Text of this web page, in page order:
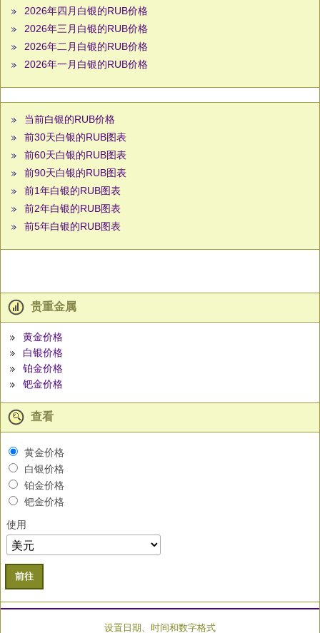
2026年四月白银的RUB价格
2026年三月白银的RUB价格
2026年二月白银的RUB价格
2026年一月白银的RUB价格
当前白银的RUB价格
前30天白银的RUB图表
前60天白银的RUB图表
前90天白银的RUB图表
前1年白银的RUB图表
前2年白银的RUB图表
前5年白银的RUB图表
贵重金属
黄金价格
白银价格
铂金价格
钯金价格
查看
黄金价格
白银价格
铂金价格
钯金价格
使用
前往
设置日期、时间和数字格式